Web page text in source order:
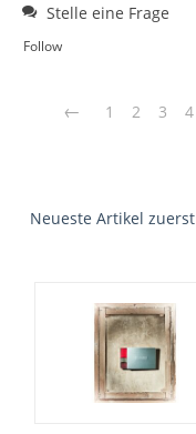
Stelle eine Frage
Follow
1 2 3 4
Neueste Artikel zuerst